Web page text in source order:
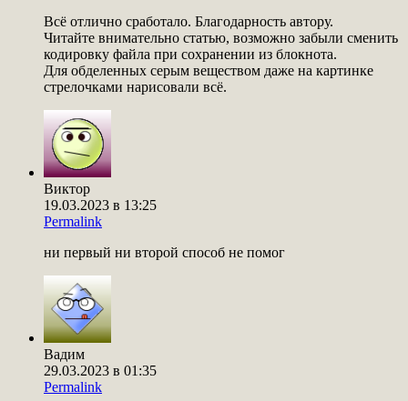
Всё отлично сработало. Благодарность автору.
Читайте внимательно статью, возможно забыли сменить
кодировку файла при сохранении из блокнота.
Для обделенных серым веществом даже на картинке
стрелочками нарисовали всё.
Виктор
19.03.2023 в 13:25
Permalink
ни первый ни второй способ не помог
Вадим
29.03.2023 в 01:35
Permalink